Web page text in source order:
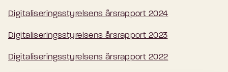
Digitaliseringsstyrelsens årsrapport 2024
Digitaliseringsstyrelsens årsrapport 2023
Digitaliseringsstyrelsens årsrapport 2022